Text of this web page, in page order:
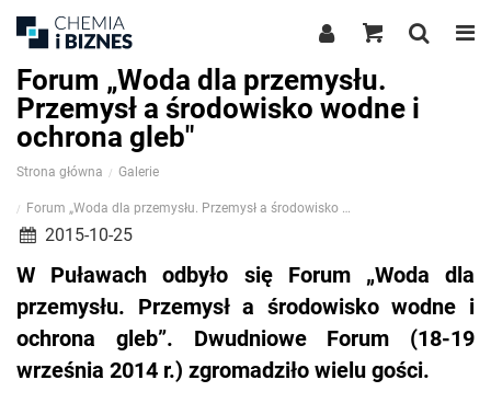
Forum „Woda dla przemysłu.
Przemysł a środowisko wodne i
ochrona gleb"
Strona główna Galerie
Forum „Woda dla przemysłu. Przemysł a środowisko wodne i ochrona gleb"
2015-10-25
W Puławach odbyło się Forum „Woda dla
przemysłu. Przemysł a środowisko wodne i
ochrona gleb”. Dwudniowe Forum (18-19
września 2014 r.) zgromadziło wielu gości.